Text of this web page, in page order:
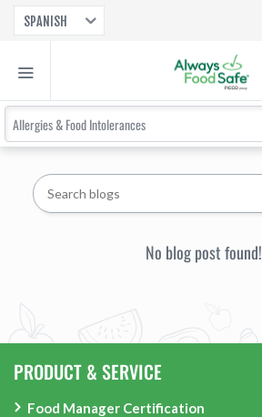
SPANISH
Allergies & Food Intolerances
No blog post found!
PRODUCT & SERVICE
Food Manager Certification